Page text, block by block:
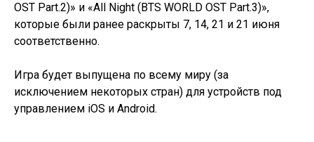
OST Part.2)» и «All Night (BTS WORLD OST Part.3)»,
которые были ранее раскрыты 7, 14, 21 и 21 июня
соответственно.
Игра будет выпущена по всему миру (за
исключением некоторых стран) для устройств под
управлением iOS и Android.